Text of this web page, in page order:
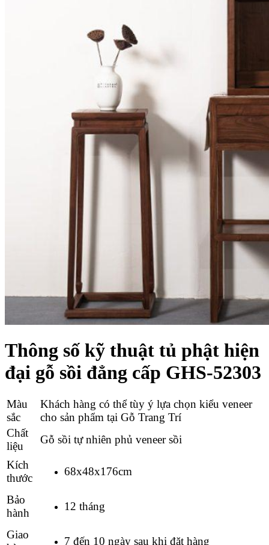
Thông số kỹ thuật tủ phật hiện
đại gỗ sồi đẳng cấp GHS-52303
Màu
sắc
Khách hàng có thể tùy ý lựa chọn kiểu veneer
cho sản phẩm tại Gỗ Trang Trí
Chất
liệu
Gỗ sồi tự nhiên phủ veneer sồi
Kích
thước
68x48x176cm
Bảo
hành
12 tháng
Giao
7 đến 10 ngày sau khi đặt hàng